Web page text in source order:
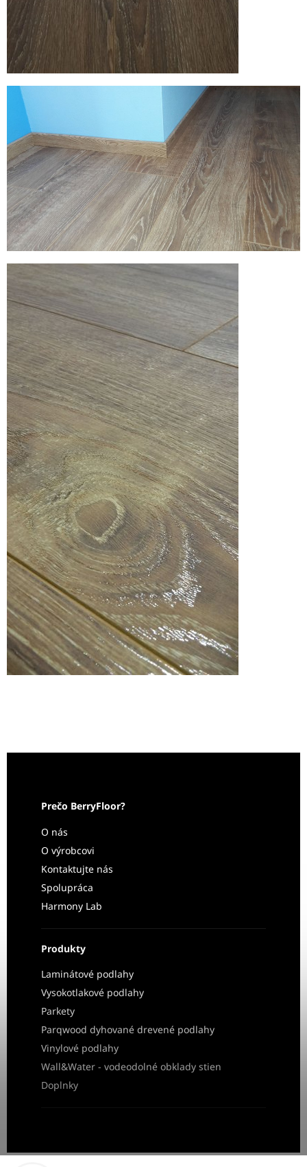
Prečo BerryFloor?
O nás
O výrobcovi
Kontaktujte nás
Spolupráca
Harmony Lab
Produkty
Laminátové podlahy
Vysokotlakové podlahy
Parkety
Parqwood dyhované drevené podlahy
Vinylové podlahy
Wall&Water - vodeodolné obklady stien
Doplnky